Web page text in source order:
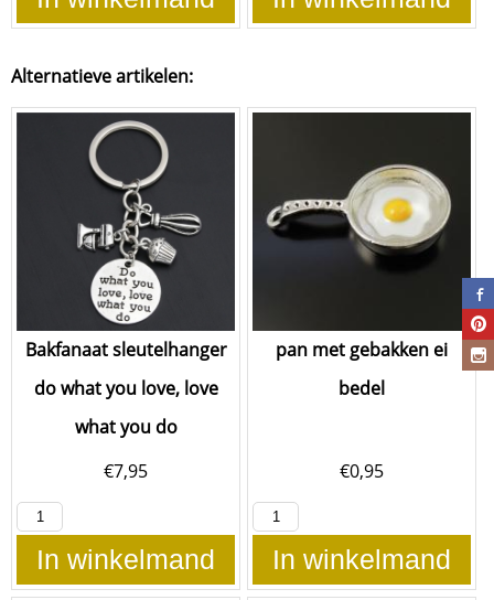
Alternatieve artikelen:
Bakfanaat sleutelhanger
do what you love, love
what you do
€7,95
In winkelmand
pan met gebakken ei
bedel
€0,95
In winkelmand